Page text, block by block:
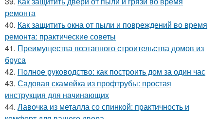
ремонта
40. Как защитить окна от пыли и повреждений во время
ремонта: практические советы
41. Преимущества поэтапного строительства домов из
бруса
42. Полное руководство: как построить дом за один час
43. Садовая скамейка из профтрубы: простая
инструкция для начинающих
44. Лавочка из металла со спинкой: практичность и